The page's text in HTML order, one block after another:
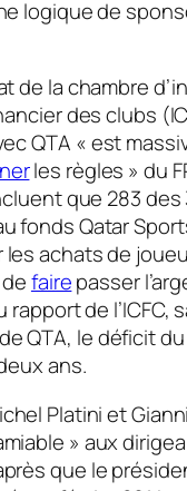
logique de
de la chambre
des clubs
QTA «est
les règles » du
que 283 des
fonds Qatar
les achats de
fairepasser
rapport de l’ICFC,
QTA, le déficit du
ans.
Platini et
» aux
que le